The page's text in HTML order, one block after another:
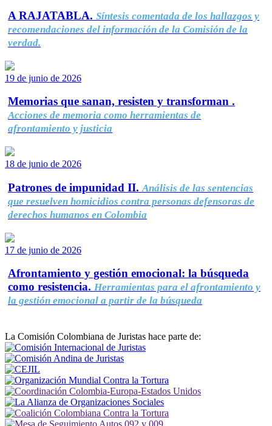
A RAJATABLA. Síntesis comentada de los hallazgos y
recomendaciones del información de la Comisión de la
verdad.
19 de junio de 2026
Memorias que sanan, resisten y transforman .
Acciones de memoria como herramientas de
afrontamiento y justicia
18 de junio de 2026
Patrones de impunidad II. Análisis de las sentencias
que resuelven homicidios contra personas defensoras de
derechos humanos en Colombia
17 de junio de 2026
Afrontamiento y gestión emocional: la búsqueda
como resistencia. Herramientas para el afrontamiento y
la gestión emocional a partir de la búsqueda
La Comisión Colombiana de Juristas hace parte de: